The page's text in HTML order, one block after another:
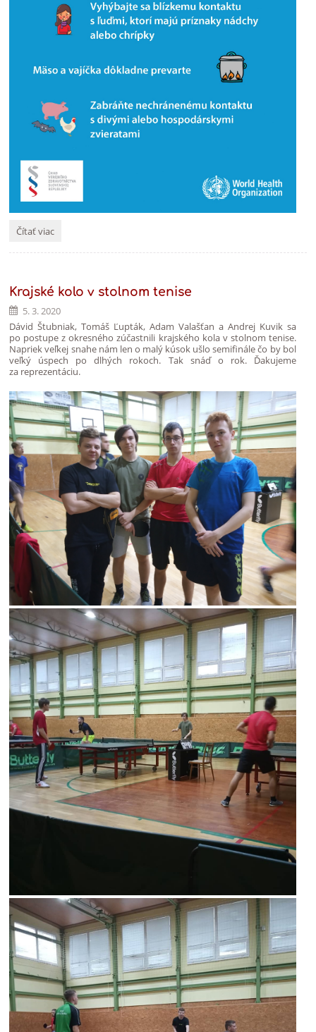
Dôležité
Čítať viac
Krajské kolo v stolnom tenise
5. 3. 2020
Dávid Štubniak, Tomáš Ľupták, Adam Valašťan a Andrej Kuvik sa
po postupe z okresného zúčastnili krajského kola v stolnom tenise.
Napriek veľkej snahe nám len o malý kúsok ušlo semifinále čo by bol
veľký úspech po dlhých rokoch. Tak snáď o rok. Ďakujeme
za reprezentáciu.